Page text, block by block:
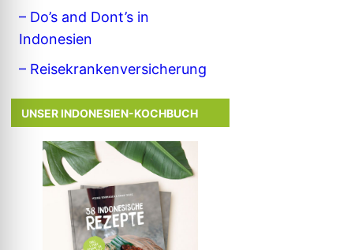
– Do’s and Dont’s in
Indonesien
– Reisekrankenversicherung
UNSER INDONESIEN-KOCHBUCH